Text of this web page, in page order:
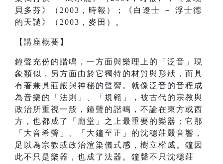
貝多芬》（2003，時報）；《白遼士 － 浮士德
的天譴》（2003，麥田）。
【講座概要】
鐘聲充份的諧鳴，一方面與樂理上的「泛音」現
象類似，另方面由於它獨特的材質與形狀，而具
有著兼具莊嚴與神秘的聲響。就像泛音的音程成
為音樂的「法則」、「規範」，被古代的宗教與
政治所重視一般，鐘聲的諧鳴，不論在東方或西
方，也都成了「廟堂」之上最重要的樂器；它那
「大音希聲」、「大鐘至正」的沈穩莊嚴音響，
足以為宗教或政治渲染儀式感，樹立權威。鐘因
此不只是樂器，也成了法器。鐘聲不只沈穩莊